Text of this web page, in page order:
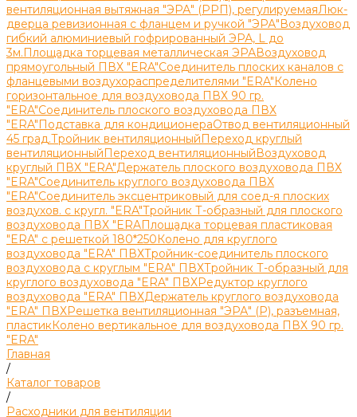
вентиляционная вытяжная "ЭРА" (РРП), регулируемаяЛюк-
дверца ревизионная с фланцем и ручкой "ЭРА"Воздуховод
гибкий алюминиевый гофрированный ЭРА, L до
3м.Площадка торцевая металлическая ЭРАВоздуховод
прямоугольный ПВХ "ERA"Соединитель плоских каналов с
фланцевыми воздухораспределителями "ERA"Колено
горизонтальное для воздуховода ПВХ 90 гр.
"ERA"Соединитель плоского воздуховода ПВХ
"ERA"Подставка для кондиционераОтвод вентиляционный
45 град.Тройник вентиляционныйПереход круглый
вентиляционныйПереход вентиляционныйВоздуховод
круглый ПВХ "ERA"Держатель плоского воздуховода ПВХ
"ERA"Соединитель круглого воздуховода ПВХ
"ERA"Соединитель эксцентриковый для соед-я плоских
воздухов. с кругл. "ERA"Тройник Т-образный для плоского
воздуховода ПВХ "ERAПлощадка торцевая пластиковая
"ERA" с решеткой 180*250Колено для круглого
воздуховода "ERA" ПВХТройник-соединитель плоского
воздуховода с круглым "ERA" ПВХТройник Т-образный для
круглого воздуховода "ERA" ПВХРедуктор круглого
воздуховода "ERA" ПВХДержатель круглого воздуховода
"ERA" ПВХРешетка вентиляционная "ЭРА" (Р), разъемная,
пластикКолено вертикальное для воздуховода ПВХ 90 гр.
"ERA"
Главная
/
Каталог товаров
/
Расходники для вентиляции